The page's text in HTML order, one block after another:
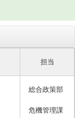
担当
総合政策部
危機管理課